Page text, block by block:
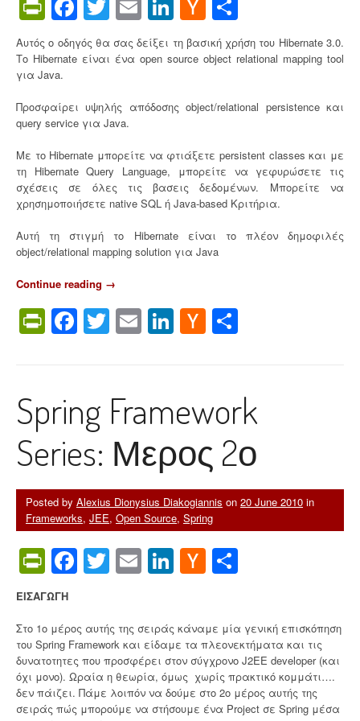
l
a
i
o
o
n
U
u
n
t
u
e
a
News
Αυτός ο οδηγός θα σας δείξει τη βασική χρήση του Hibernate 3.0.
Το Hibernate είναι ένα open source object relational mapping tool
για Java.
Προσφαίρει υψηλής απόδοσης object/relational persistence και
query service για Java.
Με το Hibernate μπορείτε να φτιάξετε persistent classes και με
τη Hibernate Query Language, μπορείτε να γεφυρώσετε τις
σχέσεις σε όλες τις βασεις δεδομένων. Μπορείτε να
χρησημοποιήσετε native SQL ή Java-based Κριτήρια.
Αυτή τη στιγμή το Hibernate είναι το πλέον δημοφιλές
object/relational mapping solution για Java
Continue reading “
ι
σ
γ
σ
i
b
e
n
a
”
→
PrintFriendly
Facebook
Twitter
EmailLinkedIn
Hacker
Spring Framework
Series: Μερος 2ο
Posted by Alexius Dionysius Diakogiannis on 20 June 2010 in
Frameworks, JEE, Open Source, Spring
PrintFriendly
Facebook
Twitter
EmailLinkedIn
Hacker
News
ΕΙΣΑΓΩΓΗ
Στο 1ο μέρος αυτής της σειράς κάναμε μία γενική επισκόπηση
του Spring Framework και είδαμε τα πλεονεκτήματα και τις
δυνατοτητες που προσφέρει στον σύγχρονο J2EE developer (και
όχι μονο). Ωραία η θεωρία, όμως χωρίς πρακτικό κομμάτι….
δεν πάιζει. Πάμε λοιπόν να δούμε στο 2o μέρος αυτής της
σειράς πώς μπορούμε να στήσουμε ένα Project σε Spring μέσα